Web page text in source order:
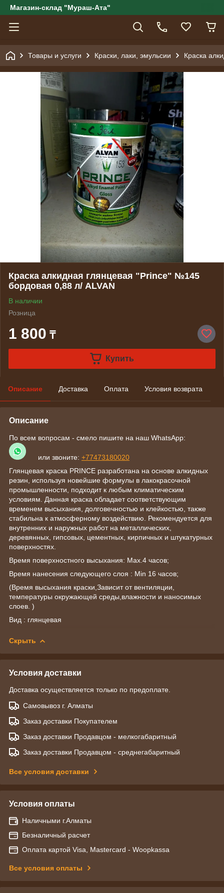
Магазин-склад "Мураш-Ата"
Товары и услуги Краски, лаки, эмульсии Краска
Краска алкидная глянцевая "Prince" №145
бордовая 0,88 л/ ALVAN
В наличии
Розница
1 800 ₸
Купить
Описание Доставка Оплата Условия возврата
Описание
По всем вопросам - смело пишите на наш WhatsApp:
или звоните: +77473180020
Глянцевая краска PRINCE разработана на основе алкидных
резин, используя новейшие формулы в лакокрасочной
промышленности, подходит к любым климатическим
условиям. Данная краска обладает соответствующим
временем высыхания, долговечностью и клейкостью, также
стабильна к атмосферному воздействию. Рекомендуется для
внутренних и наружных работ на металлических,
деревянных, гипсовых, цементных, кирпичных и штукатурных
поверхностях.
Время поверхностного высыхания: Max.4 часов;
Время нанесения следующего слоя : Min 16 часов;
(Время высыхания краски,Зависит от вентиляции,
температуры окружающей среды,влажности и наносимых
слоев. )
Вид : глянцевая
Скрыть
Условия доставки
Доставка осуществляется только по предоплате.
Самовывоз г. Алматы
Заказ доставки Покупателем
Заказ доставки Продавцом - мелкогабаритный
Заказ доставки Продавцом - среднегабаритный
Все условия доставки
Условия оплаты
Наличными г.Алматы
Безналичный расчет
Оплата картой Visa, Mastercard - Woopkassa
Все условия оплаты